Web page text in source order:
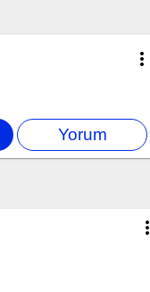
more_vert
more_vert